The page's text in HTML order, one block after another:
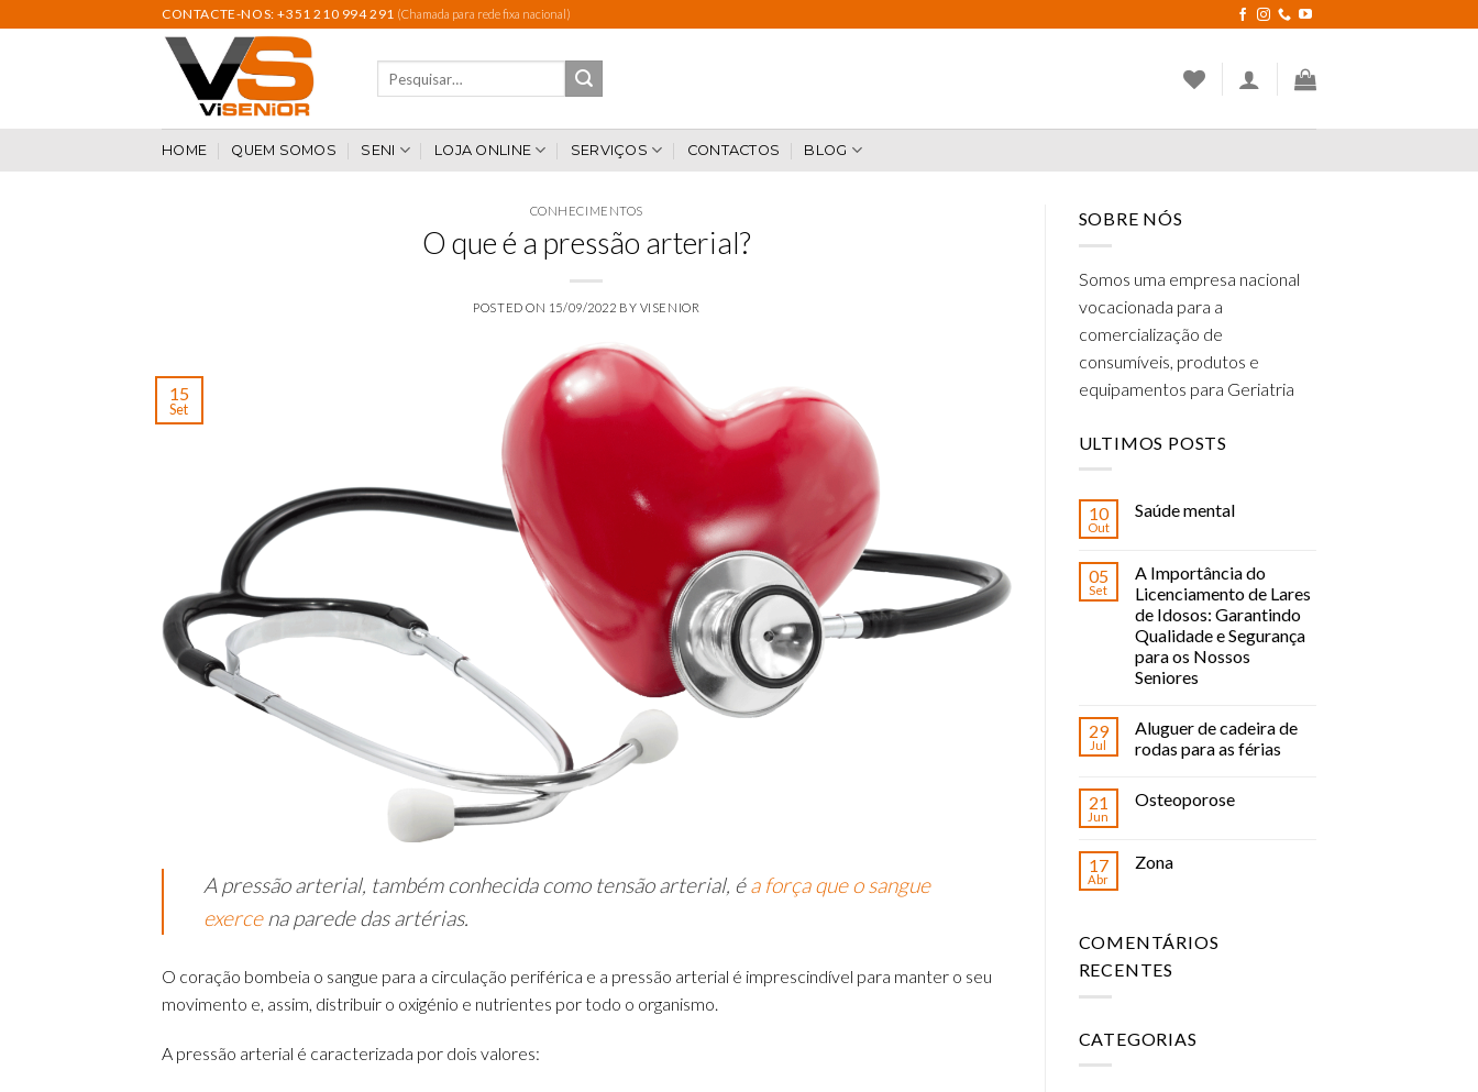
CONTACTE-NOS: +351 210 994 291 (Chamada para rede fixa nacional)
HOME QUEM SOMOS SENI LOJA ONLINE SERVIÇOS CONTACTOS BLOG
CONHECIMENTOS
O que é a pressão arterial?
POSTED ON 15/09/2022 BY VISENIOR
15
Set
A pressão arterial, também conhecida como tensão arterial, éa força que o sangue
exercena parede das artérias.
O coração bombeia o sangue para a circulação periférica e a pressão arterial é imprescindível para manter o seu
movimento e, assim, distribuir o oxigénio e nutrientes por todo o organismo.
A pressão arterial é caracterizada por dois valores:
SOBRE NÓS
Somos uma empresa nacional
vocacionada para a
comercialização de
consumíveis, produtos e
equipamentos para Geriatria
ULTIMOS POSTS
10
Out
Saúde mental
05
Set
A Importância do
Licenciamento de Lares
de Idosos: Garantindo
Qualidade e Segurança
para os Nossos
Seniores
29
Jul
Aluguer de cadeira de
rodas para as férias
21
Jun
Osteoporose
17
Abr
Zona
COMENTÁRIOS
RECENTES
CATEGORIAS